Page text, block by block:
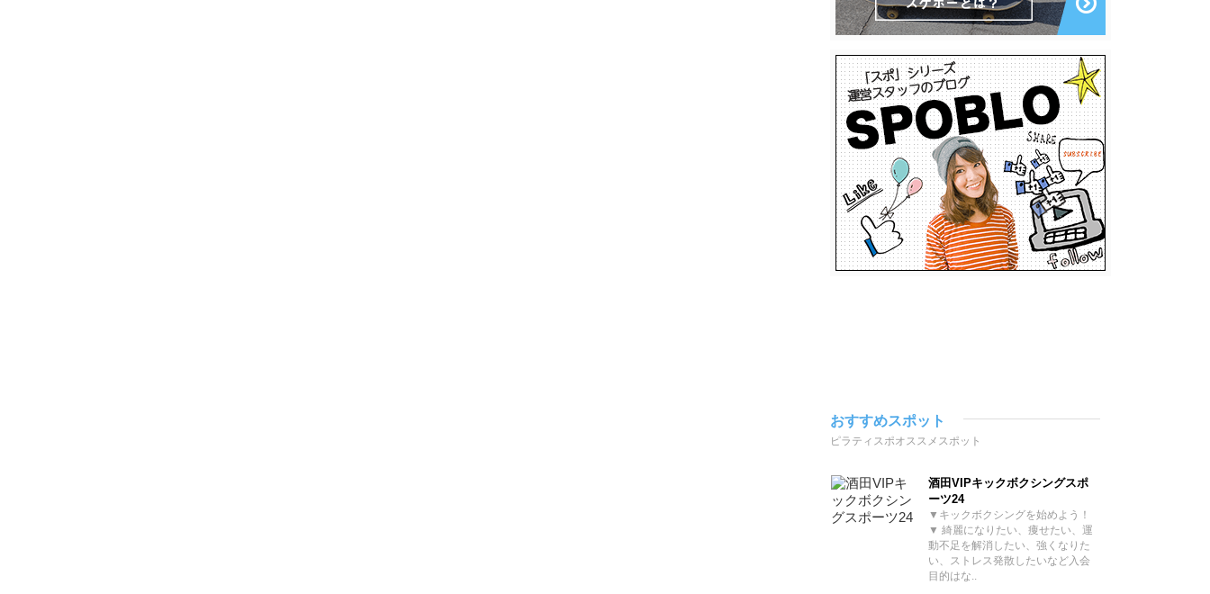
おすすめスポット
ピラティスポオススメスポット
酒田VIPキックボクシングスポ
ーツ24
▼キックボクシングを始めよう！
▼ 綺麗になりたい、痩せたい、運
動不足を解消したい、強くなりた
い、ストレス発散したいなど入会
目的はな..